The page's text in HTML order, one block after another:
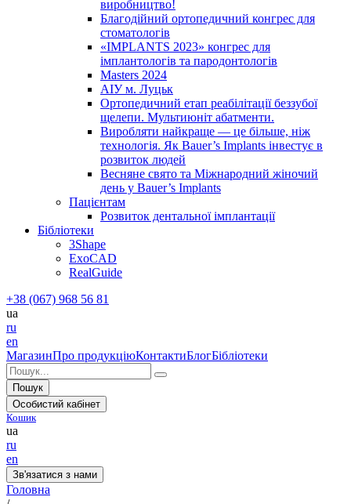
виробництво!
Благодійний ортопедичний конгрес для
стоматологів
«IMPLANTS 2023» конгрес для
імплантологів та пародонтологів
Masters 2024
АІУ м. Луцьк
Ортопедичний етап реабілітації беззубої
щелепи. Мультиюніт абатменти.
Виробляти найкраще — це більше, ніж
технологія. Як Bauer’s Implants інвестує в
розвиток людей
Весняне свято та Міжнародний жіночий
день у Bauer’s Implants
Пацієнтам
Розвиток дентальної імплантації
Бібліотеки
3Shape
ExoCAD
RealGuide
+38 (067) 968 56 81
ua
ru
en
МагазинПро продукціюКонтактиБлогБібліотеки
Пошук
Особистий кабінет
Кошик
ua
ru
en
Зв'язатися з нами
Головна